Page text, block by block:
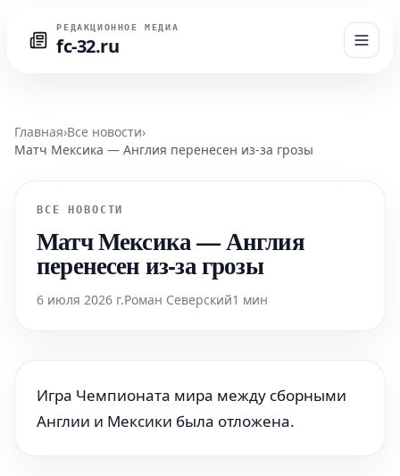
РЕДАКЦИОННОЕ МЕДИА
fc-32.ru
Главная›Все новости›
Матч Мексика — Англия перенесен из-за грозы
ВСЕ НОВОСТИ
Матч Мексика — Англия
перенесен из-за грозы
6 июля 2026 г.Роман Северский1 мин
Игра Чемпионата мира между сборными
Англии и Мексики была отложена.